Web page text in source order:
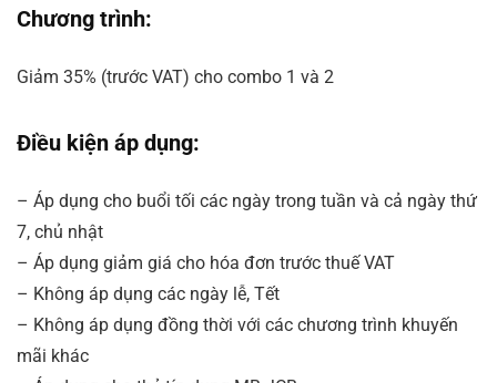
Chương trình:
Giảm 35% (trước VAT) cho combo 1 và 2
Điều kiện áp dụng:
– Áp dụng cho buổi tối các ngày trong tuần và cả ngày thứ
7, chủ nhật
– Áp dụng giảm giá cho hóa đơn trước thuế VAT
– Không áp dụng các ngày lễ, Tết
– Không áp dụng đồng thời với các chương trình khuyến
mãi khác